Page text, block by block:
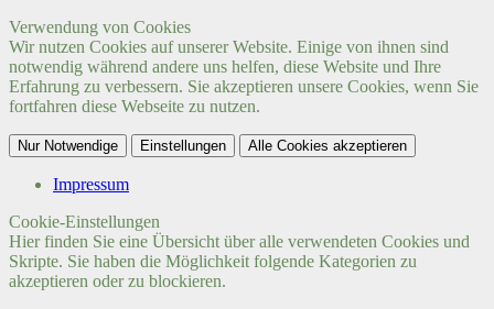
Verwendung von Cookies
Wir nutzen Cookies auf unserer Website. Einige von ihnen sind
notwendig während andere uns helfen, diese Website und Ihre
Erfahrung zu verbessern. Sie akzeptieren unsere Cookies, wenn Sie
fortfahren diese Webseite zu nutzen.
Nur Notwendige Einstellungen Alle Cookies akzeptieren
Impressum
Cookie-Einstellungen
Hier finden Sie eine Übersicht über alle verwendeten Cookies und
Skripte. Sie haben die Möglichkeit folgende Kategorien zu
akzeptieren oder zu blockieren.